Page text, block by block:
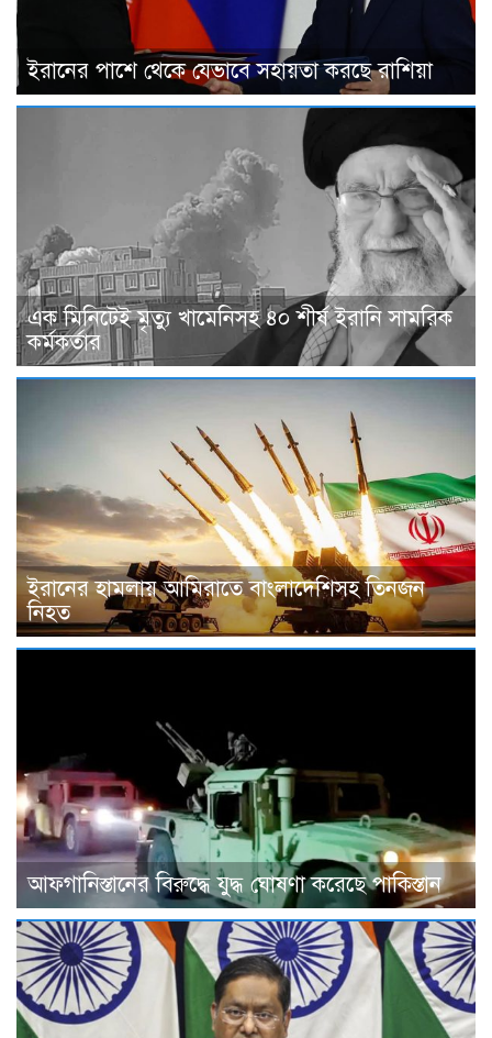
ইরানের পাশে থেকে যেভাবে সহায়তা করছে রাশিয়া
এক মিনিটেই মৃত্যু খামেনিসহ ৪০ শীর্ষ ইরানি সামরিক
কর্মকর্তার
ইরানের হামলায় আমিরাতে বাংলাদেশিসহ তিনজন
নিহত
আফগানিস্তানের বিরুদ্ধে যুদ্ধ ঘোষণা করেছে পাকিস্তান